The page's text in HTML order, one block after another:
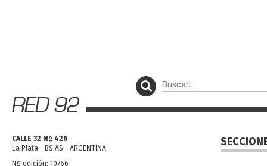
CALLE 32 Nº 426
La Plata - BS AS - ARGENTINA
Nº edición: 10766